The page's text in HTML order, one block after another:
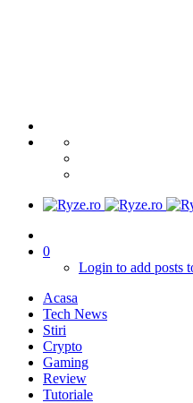
0
Login to add posts
Acasa
Tech News
Stiri
Crypto
Gaming
Review
Tutoriale